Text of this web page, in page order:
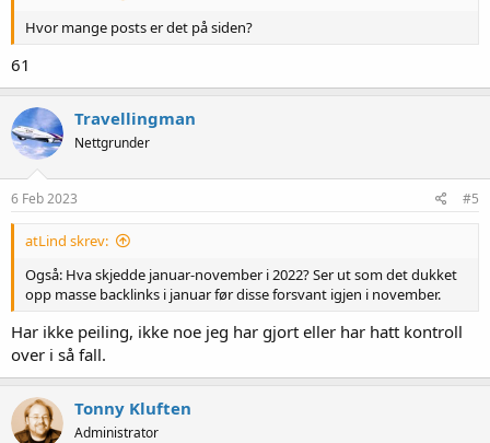
Hvor mange posts er det på siden?
61
Travellingman
Nettgrunder
6 Feb 2023 #5
atLind skrev:
Også: Hva skjedde januar-november i 2022? Ser ut som det dukket
opp masse backlinks i januar før disse forsvant igjen i november.
Har ikke peiling, ikke noe jeg har gjort eller har hatt kontroll
over i så fall.
Tonny Kluften
Administrator